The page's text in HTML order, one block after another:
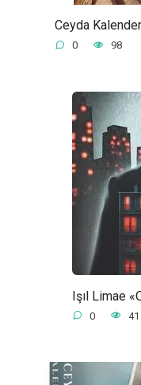
Ceyda
0 98
Işıl Limae
0 41